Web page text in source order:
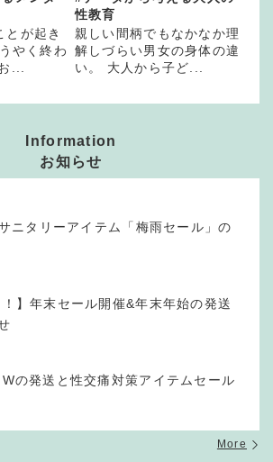
とが起き
やく終わ
...
性教育
親しい間柄でもなかなか理
解しづらい男女の身体の違
い。 大人から子ど...
Information
お知らせ
ニタリーアイテム「梅雨セール」の
】年末セール開催&年末年始の発送
の発送と性交痛対策アイテムセール
More